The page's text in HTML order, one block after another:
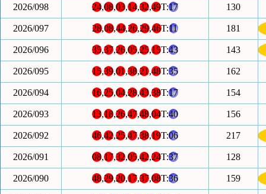
2026/098 24,08,03,14,32,49T:17 130
2026/097 28,08,44,26,29,46T:11 181
2026/096 35,37,26,05,25,15T:43 143
2026/095 15,39,01,38,21,48T:35 162
2026/094 16,25,04,28,43,38T:17 154
2026/093 13,18,26,47,48,04T:40 156
2026/092 46,42,25,47,38,19T:06 217
2026/091 08,17,32,05,42,24T:37 128
2026/090 48,29,20,17,37,08T:36 159